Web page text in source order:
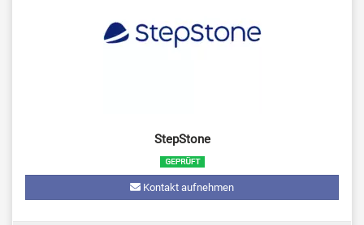
StepStone
Kontakt aufnehmen